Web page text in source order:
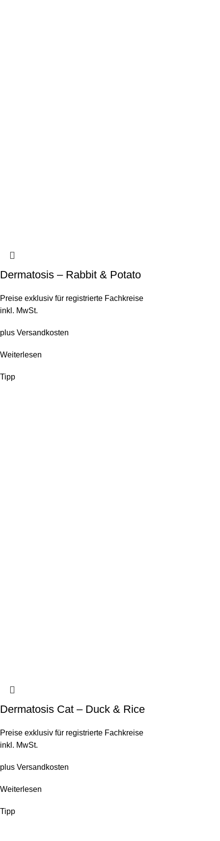
Dermatosis – Rabbit & Potato
Preise exklusiv für registrierte Fachkreise
inkl. MwSt.
plus Versandkosten
Weiterlesen
Tipp
Dermatosis Cat – Duck & Rice
Preise exklusiv für registrierte Fachkreise
inkl. MwSt.
plus Versandkosten
Weiterlesen
Tipp